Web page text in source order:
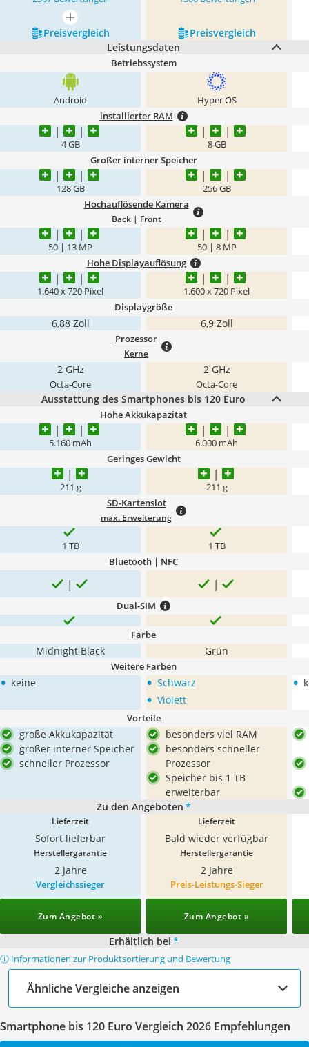
mehr anzeigen
Preis­vergleich
Preis­vergleich
Leistungsdaten
Betriebssystem
Android Hyper OS
installierter RAM
4 GB 8 GB
Großer interner Speicher
128 GB 256 GB
Hochauflösende Kamera
Back | Front
50 | 13 MP 50 | 8 MP
Hohe Displayauflösung
1.640 x 720 Pixel 1.600 x 720 Pixel
Displaygröße
6,88 Zoll 6,9 Zoll
Prozessor
Kerne
2 GHz
Octa-Core
2 GHz
Octa-Core
Ausstattung des Smartphones bis 120 Euro
Hohe Akkukapazität
5.160 mAh 6.000 mAh
Geringes Gewicht
211 g 211 g
SD-Kartenslot
max. Erweiterung
1 TB 1 TB
Bluetooth | NFC
Dual-SIM
Farbe
Midnight Black Grün
Weitere Farben
• keine • Schwarz
• Violett
•
Vorteile
große Akkukapazität
großer interner Speicher
schneller Prozessor
besonders viel RAM
besonders schneller
Prozessor
Speicher bis 1 TB
erweiterbar
Zu den Angeboten *
Lieferzeit
Sofort lieferbar
Lieferzeit
Bald wieder verfügbar
Herstellergarantie
2 Jahre
Herstellergarantie
2 Jahre
Vergleichssieger
Zum Angebot »
Preis-Leistungs-Sieger
Zum Angebot »
Erhältlich bei *
ⓘ Informationen zur Produktsortierung und Bewertung
Ähnliche Vergleiche anzeigen
Smartphone bis 120 Euro Vergleich 2026 Empfehlungen